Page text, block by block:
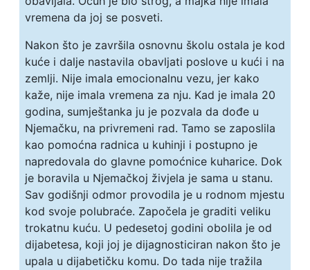
vremena da joj se posveti.
Nakon što je završila osnovnu školu ostala je kod
kuće i dalje nastavila obavljati poslove u kući i na
zemlji. Nije imala emocionalnu vezu, jer kako
kaže, nije imala vremena za nju. Kad je imala 20
godina, sumještanka ju je pozvala da dođe u
Njemačku, na privremeni rad. Tamo se zaposlila
kao pomoćna radnica u kuhinji i postupno je
napredovala do glavne pomoćnice kuharice. Dok
je boravila u Njemačkoj živjela je sama u stanu.
Sav godišnji odmor provodila je u rodnom mjestu
kod svoje polubraće. Započela je graditi veliku
trokatnu kuću. U pedesetoj godini obolila je od
dijabetesa, koji joj je dijagnosticiran nakon što je
upala u dijabetičku komu. Do tada nije tražila